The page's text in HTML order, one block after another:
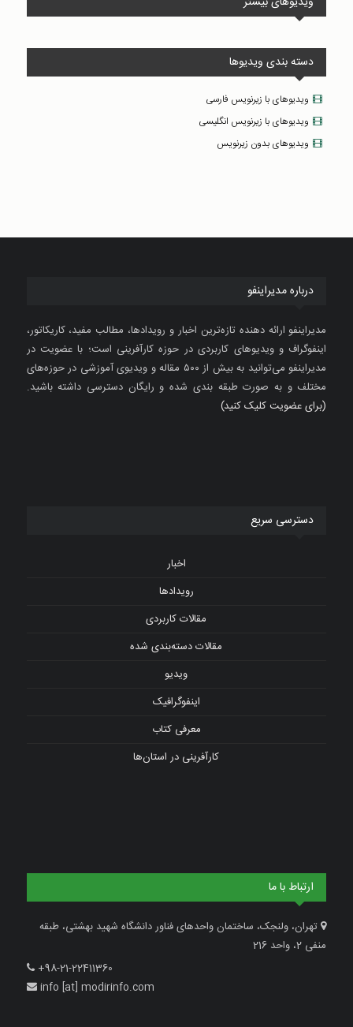
دسته بندی ویدیوها
ویدیوهای با زیرنویس فارسی
ویدیوهای با زیرنویس انگلیسی
ویدیوهای بدون زیرنویس
درباره مدیراینفو
مدیراینفو ارائه دهنده تازه‌ترین اخبار و رویدادها، مطالب مفید، کاریکاتور،
اینفوگراف و ویدیوهای کاربردی در حوزه کارآفرینی است؛ با عضویت در
مدیراینفو می‌توانید به بیش از ۵۰۰ مقاله و ویدیوی آموزشی در حوزه‌های
مختلف و به صورت طبقه بندی شده و رایگان دسترسی داشته باشید.
(برای عضویت کلیک کنید)
دسترسی سریع
اخبار
رویدادها
مقالات کاربردی
مقالات دسته‌بندی شده
ویدیو
اینفوگرافیک
معرفی کتاب
کارآفرینی در استان‌ها
ارتباط با ما
تهران، ولنجک، ساختمان واحدهای فناور دانشگاه شهید بهشتی، طبقه
منفی 2، واحد 216
+98-21-22411360
info [at] modirinfo.com